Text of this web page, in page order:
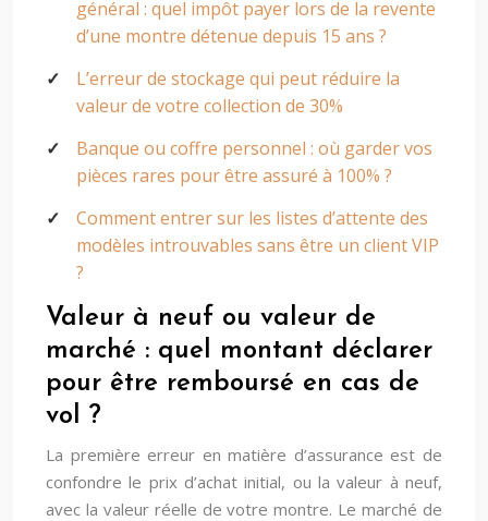
général : quel impôt payer lors de la revente
d’une montre détenue depuis 15 ans ?
L’erreur de stockage qui peut réduire la
valeur de votre collection de 30%
Banque ou coffre personnel : où garder vos
pièces rares pour être assuré à 100% ?
Comment entrer sur les listes d’attente des
modèles introuvables sans être un client VIP
?
Valeur à neuf ou valeur de
marché : quel montant déclarer
pour être remboursé en cas de
vol ?
La première erreur en matière d’assurance est de
confondre le prix d’achat initial, ou la valeur à neuf,
avec la valeur réelle de votre montre. Le marché de